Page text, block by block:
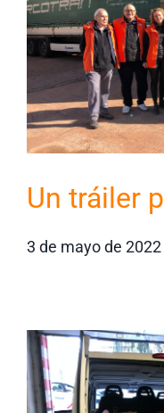
Un tráiler
3 de mayo de 2022